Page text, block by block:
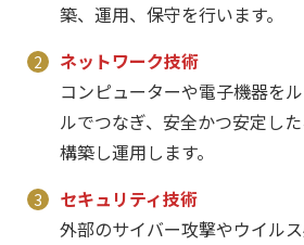
築、運用、保守を行います。
ネットワーク技術
コンピューターや電子機器を
ルでつなぎ、安全かつ安定し
構築し運用します。
セキュリティ技術
外部のサイバー攻撃やウイル